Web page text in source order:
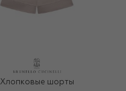
Хлопковые шорты